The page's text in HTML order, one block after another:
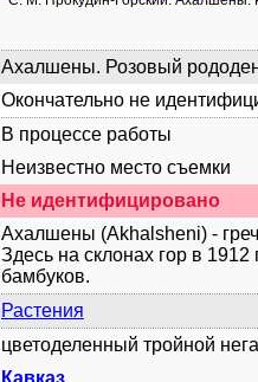
Ахалшены. Розовый
Окончательно не
В процессе работы
Неизвестно место съемки
Не идентифицировано
Ахалшены (Akhalsheni) -
Здесь на склонах гор в
бамбуков.
Растения
цветоделенный тройной
Кавказ